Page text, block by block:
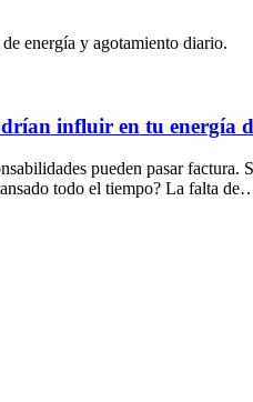
influir en tu energía
pueden pasar
todo el tiempo? La falta